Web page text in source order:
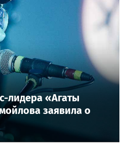
лидера «Агаты
заявила о